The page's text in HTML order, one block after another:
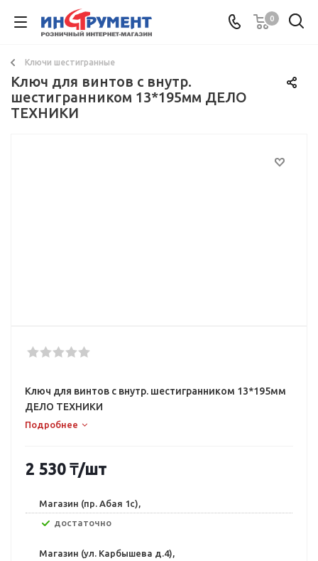
0
Ключи шестигранные
Ключ для винтов с внутр.
шестигранником 13*195мм ДЕЛО
ТЕХНИКИ
Ключ для винтов с внутр. шестигранником 13*195мм
ДЕЛО ТЕХНИКИ
Подробнее
2 530 ₸/шт
Магазин (пр. Абая 1с),
Достаточно
Магазин (ул. Карбышева д.4),